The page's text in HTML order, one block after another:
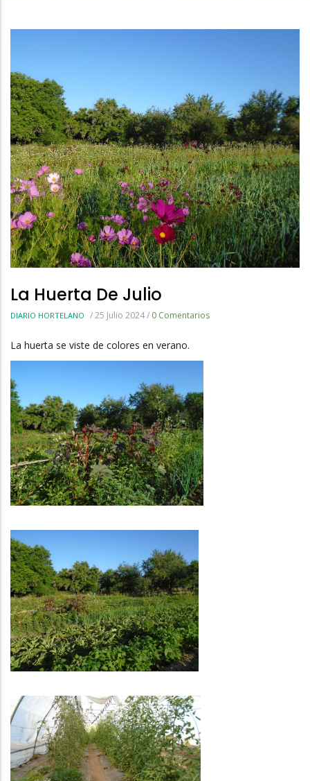
La
Navegación
La Huerta De Julio
DIARIO HORTELANO /25 Julio 2024/ 0 Comentarios
La huerta se viste de colores en verano.